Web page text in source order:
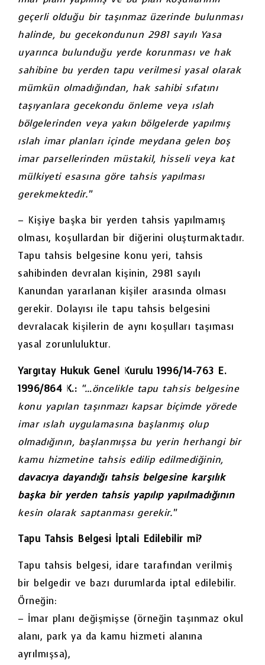
geçerli olduğu bir taşınmaz üzerinde bulunması
halinde, bu gecekondunun 2981 sayılı Yasa
uyarınca bulunduğu yerde korunması ve hak
sahibine bu yerden tapu verilmesi yasal olarak
mümkün olmadığından, hak sahibi sıfatını
taşıyanlara gecekondu önleme veya ıslah
bölgelerinden veya yakın bölgelerde yapılmış
ıslah imar planları içinde meydana gelen boş
imar parsellerinden müstakil, hisseli veya kat
mülkiyeti esasına göre tahsis yapılması
gerekmektedir.”
– Kişiye başka bir yerden tahsis yapılmamış
olması, koşullardan bir diğerini oluşturmaktadır.
Tapu tahsis belgesine konu yeri, tahsis
sahibinden devralan kişinin, 2981 sayılı
Kanundan yararlanan kişiler arasında olması
gerekir. Dolayısı ile tapu tahsis belgesini
devralacak kişilerin de aynı koşulları taşıması
yasal zorunluluktur.
Yargıtay Hukuk Genel Kurulu 1996/14-763 E.
1996/864 K.: “…öncelikle tapu tahsis belgesine
konu yapılan taşınmazı kapsar biçimde yörede
imar ıslah uygulamasına başlanmış olup
olmadığının, başlanmışsa bu yerin herhangi bir
kamu hizmetine tahsis edilip edilmediğinin,
davacıya dayandığı tahsis belgesine karşılık
başka bir yerden tahsis yapılıp yapılmadığının
kesin olarak saptanması gerekir.”
Tapu Tahsis Belgesi İptali Edilebilir mi?
Tapu tahsis belgesi, idare tarafından verilmiş
bir belgedir ve bazı durumlarda iptal edilebilir.
Örneğin:
– İmar planı değişmişse (örneğin taşınmaz okul
alanı, park ya da kamu hizmeti alanına
ayrılmışsa),